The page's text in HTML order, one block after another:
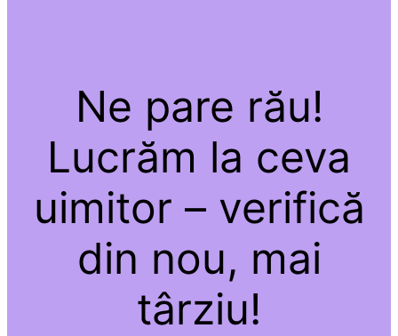
Ne pare rău!
Lucrăm la ceva
uimitor – verifică
din nou, mai
târziu!